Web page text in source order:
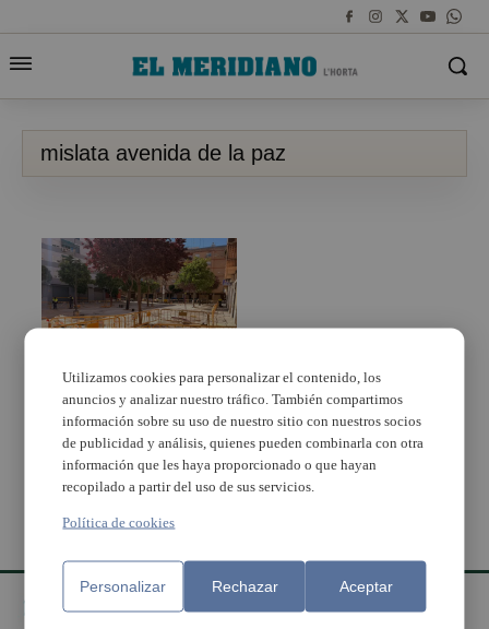
mislata avenida de la paz
Mislata regenera barrio
Avenida de la Paz 2026
Utilizamos cookies para personalizar el contenido, los
anuncios y analizar nuestro tráfico. También compartimos
información sobre su uso de nuestro sitio con nuestros socios
de publicidad y análisis, quienes pueden combinarla con otra
información que les haya proporcionado o que hayan
recopilado a partir del uso de sus servicios.
Política de cookies
Personalizar Rechazar Aceptar